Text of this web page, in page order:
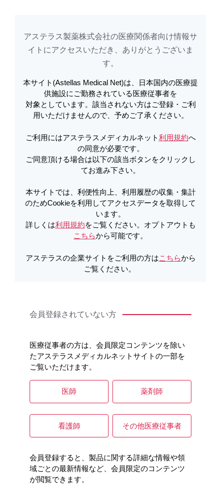
アステラスメディカルネットでは、利便性向上、利用履歴の収集・集計のた
Cookieを利用してアクセスデータを取得しています。詳しくは 利用規約
メールで共有
知っておきたい！インフルエンザワ
クチン
これから接種シーズンを迎えるインフルエンザワクチンに
学小児科学特任教授である中野先生よりご解説をいただい
ております。
解説医師：川崎医科大学 小児科学 特任教授 中野貴司 先生
関連する製品情報
Chapter1：2024/25シーズンの振り返り
昨シーズンの流行状況についてご解説いただきます。
アステラス製薬株式会社の医療関係者向け情報サ
イトに​アクセスいただき、ありがとうございま
す。​
本サイト(Astellas Medical Net)は、日本国内の医療提
供施設にご勤務されている医療従事者を
対象としています。該当されない方はご登録・ご利
用いただけませんので、予めご了承ください。
ご利用にはアステラスメディカルネット利用規約へ
の同意が必要です。
ご同意頂ける場合は以下の該当ボタンをクリックし
てお進み下さい。
本サイトでは、利便性向上、利用履歴の収集・集計
のためCookieを利用してアクセスデータを取得して
います。
詳しくは利用規約をご覧ください。オプトアウトも
こちらから可能です。
アステラスの企業サイトをご利用の方はこちらから
ご覧ください。
会員登録されていない方
医療従事者の方は、会員限定コンテンツを除い
たアステラスメディカルネットサイトの一部を
ご覧いただけます。
医師 薬剤師
看護師 その他医療従事者
会員登録すると、製品に関する詳細な情報や領
域ごとの最新情報など、会員限定のコンテンツ
が閲覧できます。